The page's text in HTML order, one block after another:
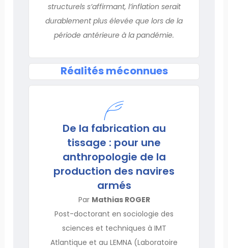
structurels s’affirmant, l’inflation serait
durablement plus élevée que lors de la
période antérieure à la pandémie.
Réalités méconnues
De la fabrication au
tissage : pour une
anthropologie de la
production des navires
armés
Par Mathias ROGER
Post-doctorant en sociologie des
sciences et techniques à IMT
Atlantique et au LEMNA (Laboratoire